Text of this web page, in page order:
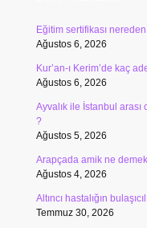
Eğitim sertifikası nereden
Ağustos 6, 2026
Kur’an-ı Kerim’de kaç
Ağustos 6, 2026
Ayvalık ile İstanbul
?
Ağustos 5, 2026
Arapçada amik ne
Ağustos 4, 2026
Altıncı hastalığın
Temmuz 30, 2026